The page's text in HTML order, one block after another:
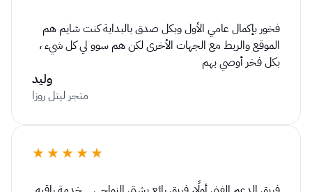
بكل فخر أوصي بهم
وليد
متجر ليتل روزا
★★★★★